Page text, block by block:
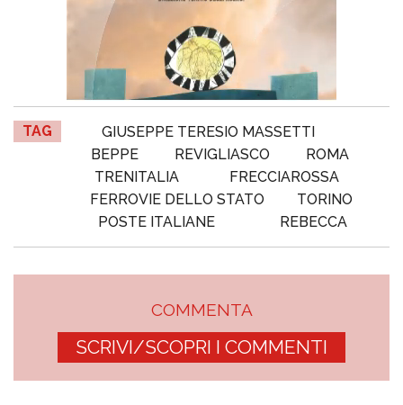
TAG
GIUSEPPE TERESIO MASSETTI
BEPPE
REVIGLIASCO
ROMA
TRENITALIA
FRECCIAROSSA
FERROVIE DELLO STATO
TORINO
POSTE ITALIANE
REBECCA
COMMENTA
SCRIVI/SCOPRI I COMMENTI